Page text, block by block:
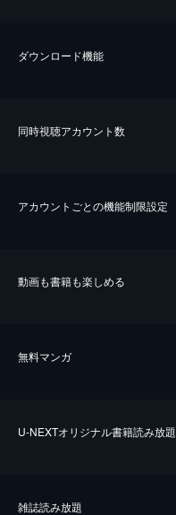
ダウンロード機能
同時視聴アカウント数
アカウントごとの機能制限設定
動画も書籍も楽しめる
無料マンガ
U-NEXTオリジナル書籍読み放題
雑誌読み放題